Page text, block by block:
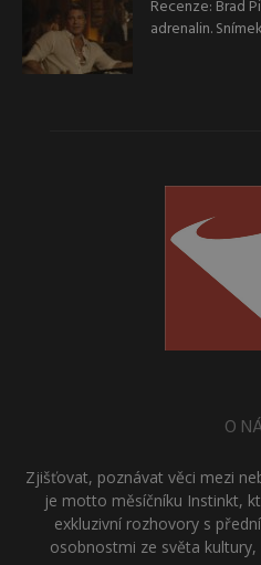
Recenze: Brad
adrenalin.
O
Zjišťovat, poznávat věci mezi
je motto měsíčníku Instinkt,
exkluzivní rozhovory s
osobnostmi ze světa